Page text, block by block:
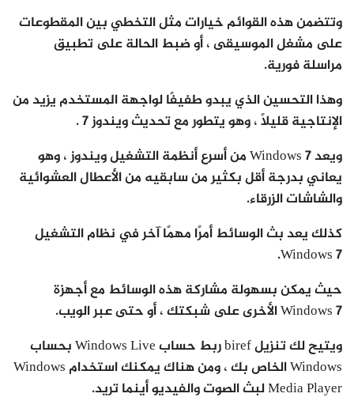
وتتضمن هذه القوائم خيارات مثل التخطي بين المقطوعات
على مشغل الموسيقى ، أو ضبط الحالة على تطبيق
مراسلة فورية.
وهذا التحسين الذي يبدو طفيفًا لواجهة المستخدم يزيد من
الإنتاجية قليلاً ، وهو يتطور مع تحديث ويندوز 7 .
ويعد Windows 7 من أسرع أنظمة التشغيل ويندوز ، وهو
يعاني بدرجة أقل بكثير من سابقيه من الأعطال العشوائية
والشاشات الزرقاء.
كذلك يعد بث الوسائط أمرًا مهمًا آخر في نظام التشغيل
Windows 7.
حيث يمكن بسهولة مشاركة هذه الوسائط مع أجهزة
Windows 7 الأخرى على شبكتك ، أو حتى عبر الويب.
ويتيح لك تنزيل biref ربط حساب Windows Live بحساب
Windows الخاص بك ، ومن هناك يمكنك استخدام Windows
Media Player لبث الصوت والفيديو أينما تريد.